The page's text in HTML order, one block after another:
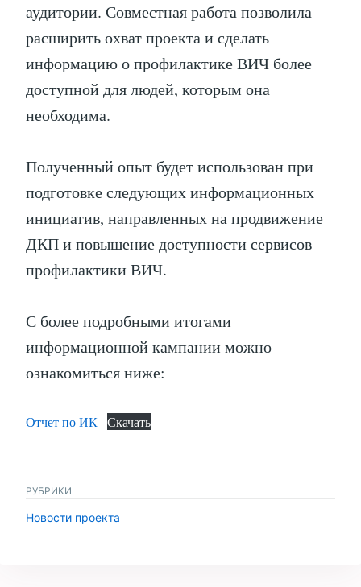
аудитории. Совместная работа позволила
расширить охват проекта и сделать
информацию о профилактике ВИЧ более
доступной для людей, которым она
необходима.
Полученный опыт будет использован при
подготовке следующих информационных
инициатив, направленных на продвижение
ДКП и повышение доступности сервисов
профилактики ВИЧ.
С более подробными итогами
информационной кампании можно
ознакомиться ниже:
Отчет по ИК Скачать
РУБРИКИ
Новости проекта